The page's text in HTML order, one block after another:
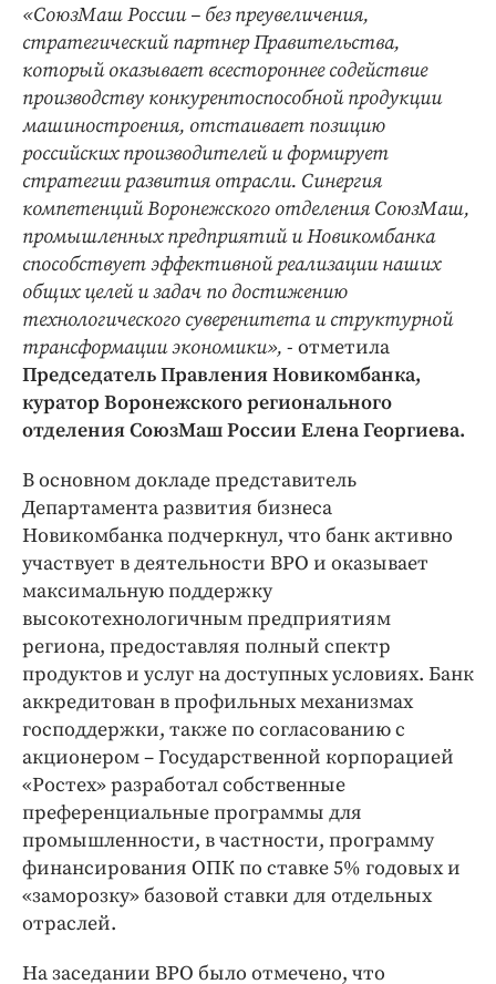
«СоюзМаш России – без преувеличения,
стратегический партнер Правительства,
который оказывает всестороннее содействие
производству конкурентоспособной продукции
машиностроения, отстаивает позицию
российских производителей и формирует
стратегии развития отрасли. Синергия
компетенций Воронежского отделения СоюзМаш,
промышленных предприятий и Новикомбанка
способствует эффективной реализации наших
общих целей и задач по достижению
технологического суверенитета и структурной
трансформации экономики», - отметила
Председатель Правления Новикомбанка,
куратор Воронежского регионального
отделения СоюзМаш России Елена Георгиева.
В основном докладе представитель
Департамента развития бизнеса
Новикомбанка подчеркнул, что банк активно
участвует в деятельности ВРО и оказывает
максимальную поддержку
высокотехнологичным предприятиям
региона, предоставляя полный спектр
продуктов и услуг на доступных условиях. Банк
аккредитован в профильных механизмах
господдержки, также по согласованию с
акционером – Государственной корпорацией
«Ростех» разработал собственные
преференциальные программы для
промышленности, в частности, программу
финансирования ОПК по ставке 5% годовых и
«заморозку» базовой ставки для отдельных
отраслей.
На заседании ВРО было отмечено, что